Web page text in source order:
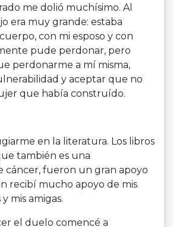
me dolió muchísimo. Al
era muy grande: estaba
con mi esposo y con
pude perdonar, pero
perdonarme a mí misma,
y aceptar que no
que había construído.
en la literatura. Los libros
también es una
cáncer, fueron un gran apoyo
recibí mucho apoyo de mis
mis amigas.
el duelo comencé a